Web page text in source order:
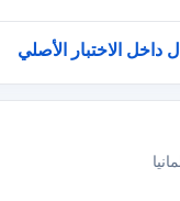
الاختبار الأصلي